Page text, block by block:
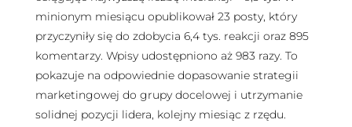
minionym miesiącu opublikował 23 posty, który
przyczyniły się do zdobycia 6,4 tys. reakcji oraz 895
komentarzy. Wpisy udostępniono aż 983 razy. To
pokazuje na odpowiednie dopasowanie strategii
marketingowej do grupy docelowej i utrzymanie
solidnej pozycji lidera, kolejny miesiąc z rzędu.